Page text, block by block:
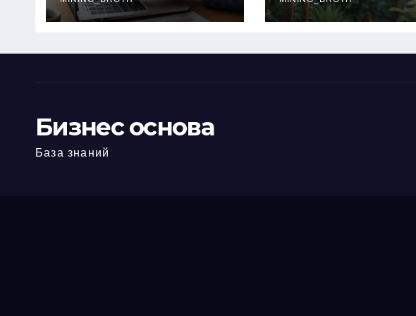
офис: порядок,
требования и
колокольчиков
Бизнес основа
База знаний